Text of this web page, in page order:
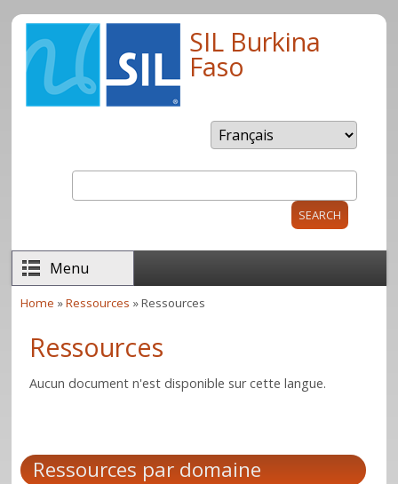
Skip to main content SIL Burkina
Faso
Search form
Menu
Home »Ressources » Ressources
Ressources
Aucun document n'est disponible sur cette langue.
Ressources par domaine